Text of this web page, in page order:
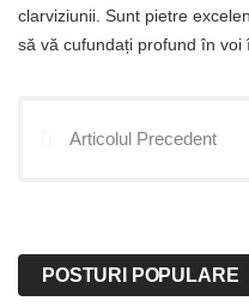
clarviziunii. Sunt pietre
să vă cufundați profund în voi
Articolul Precedent
POSTURI POPULARE